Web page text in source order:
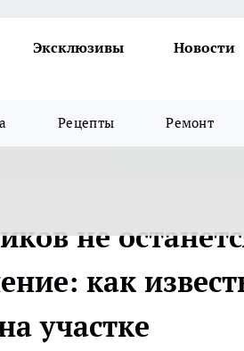
Эксклюзивы Новости
Рецепты Ремонт
не
как
участке